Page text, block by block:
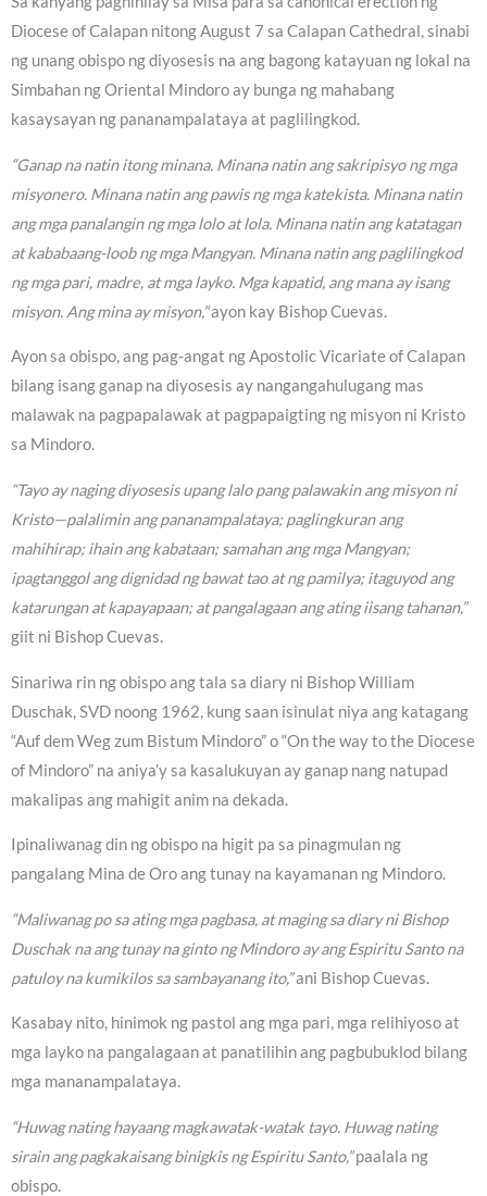
Diocese of Calapan nitong August 7 sa Calapan Cathedral, sinabi
ng unang obispo ng diyosesis na ang bagong katayuan ng lokal na
Simbahan ng Oriental Mindoro ay bunga ng mahabang
kasaysayan ng pananampalataya at paglilingkod.
“Ganap na natin itong minana. Minana natin ang sakripisyo ng mga
misyonero. Minana natin ang pawis ng mga katekista. Minana natin
ang mga panalangin ng mga lolo at lola. Minana natin ang katatagan
at kababaang-loob ng mga Mangyan. Minana natin ang paglilingkod
ng mga pari, madre, at mga layko. Mga kapatid, ang mana ay isang
misyon. Ang mina ay misyon,”ayon kay Bishop Cuevas.
Ayon sa obispo, ang pag-angat ng Apostolic Vicariate of Calapan
bilang isang ganap na diyosesis ay nangangahulugang mas
malawak na pagpapalawak at pagpapaigting ng misyon ni Kristo
sa Mindoro.
“Tayo ay naging diyosesis upang lalo pang palawakin ang misyon ni
Kristo—palalimin ang pananampalataya; paglingkuran ang
mahihirap; ihain ang kabataan; samahan ang mga Mangyan;
ipagtanggol ang dignidad ng bawat tao at ng pamilya; itaguyod ang
katarungan at kapayapaan; at pangalagaan ang ating iisang tahanan,”
giit ni Bishop Cuevas.
Sinariwa rin ng obispo ang tala sa diary ni Bishop William
Duschak, SVD noong 1962, kung saan isinulat niya ang katagang
“Auf dem Weg zum Bistum Mindoro” o “On the way to the Diocese
of Mindoro” na aniya’y sa kasalukuyan ay ganap nang natupad
makalipas ang mahigit anim na dekada.
Ipinaliwanag din ng obispo na higit pa sa pinagmulan ng
pangalang Mina de Oro ang tunay na kayamanan ng Mindoro.
“Maliwanag po sa ating mga pagbasa, at maging sa diary ni Bishop
Duschak na ang tunay na ginto ng Mindoro ay ang Espiritu Santo na
patuloy na kumikilos sa sambayanang ito,”ani Bishop Cuevas.
Kasabay nito, hinimok ng pastol ang mga pari, mga relihiyoso at
mga layko na pangalagaan at panatilihin ang pagbubuklod bilang
mga mananampalataya.
“Huwag nating hayaang magkawatak-watak tayo. Huwag nating
sirain ang pagkakaisang binigkis ng Espiritu Santo,”paalala ng
obispo.